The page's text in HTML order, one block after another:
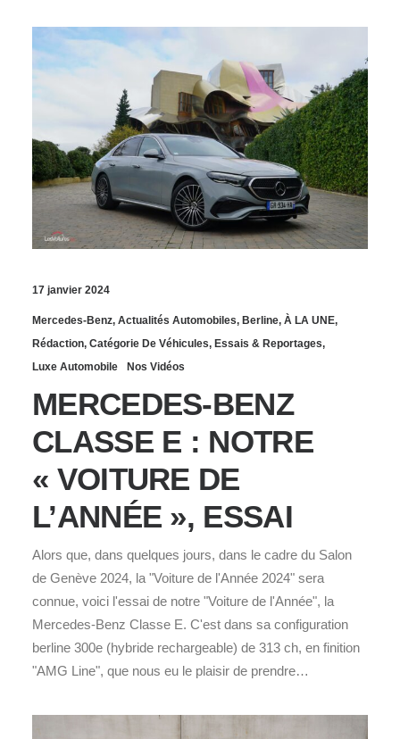
17 janvier 2024
Mercedes-Benz, Actualités Automobiles, Berline, À LA UNE,
Rédaction, Catégorie De Véhicules, Essais & Reportages,
Luxe Automobile
Nos Vidéos
MERCEDES-BENZ
CLASSE E : NOTRE
« VOITURE DE
L’ANNÉE », ESSAI
Alors que, dans quelques jours, dans le cadre du Salon
de Genève 2024, la "Voiture de l'Année 2024" sera
connue, voici l'essai de notre "Voiture de l'Année", la
Mercedes-Benz Classe E. C'est dans sa configuration
berline 300e (hybride rechargeable) de 313 ch, en finition
"AMG Line", que nous eu le plaisir de prendre…